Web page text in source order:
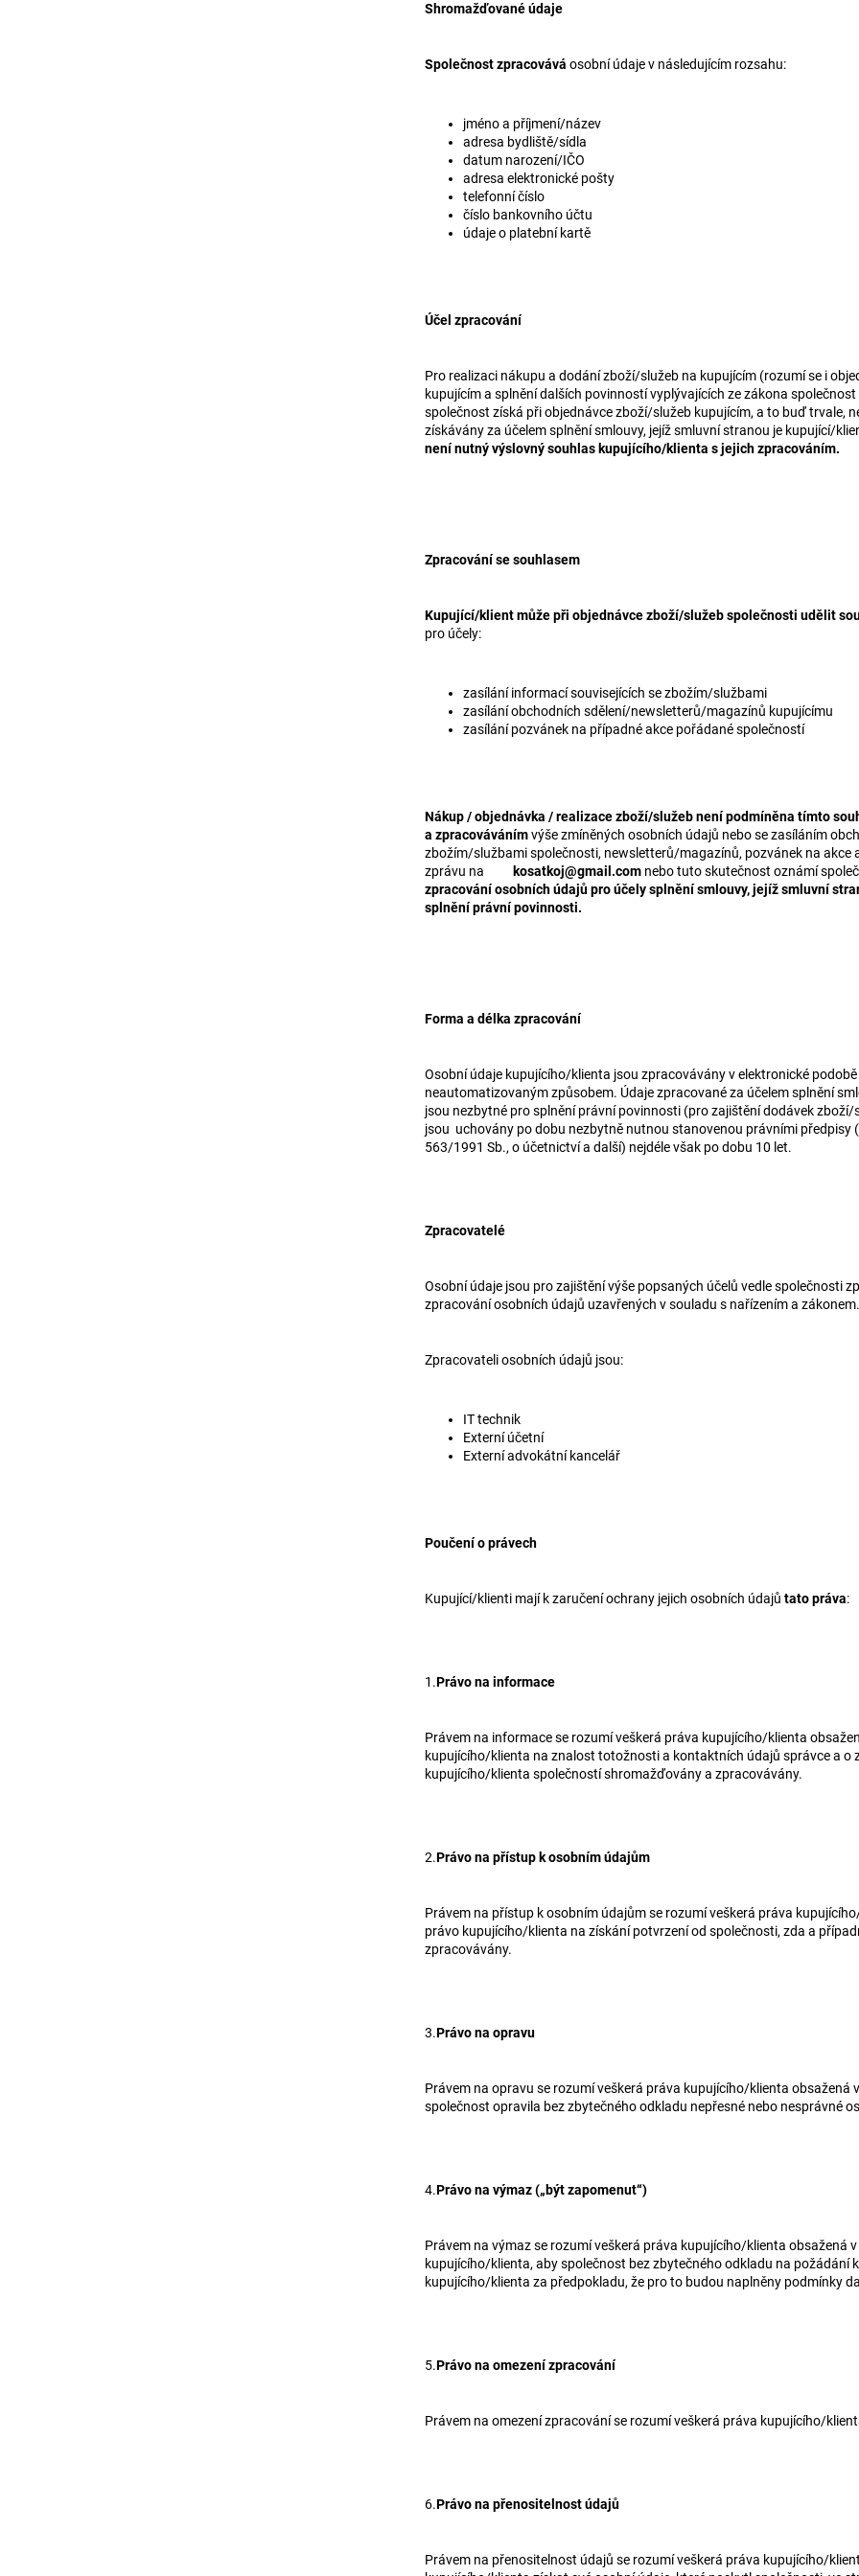
Shromažďované údaje
Společnost zpracovává osobní údaje v následujícím rozsahu:
jméno a příjmení/název
adresa bydliště/sídla
datum narození/IČO
adresa elektronické pošty
telefonní číslo
číslo bankovního účtu
údaje o platební kartě
Účel zpracování
Pro realizaci nákupu a dodání zboží/služeb na kupujícím (rozumí se i
kupujícím a splnění dalších povinností vyplývajících ze zákona
společnost získá při objednávce zboží/služeb kupujícím, a to buď trvale,
získávány za účelem splnění smlouvy, jejíž smluvní stranou je kupující/
není nutný výslovný souhlas kupujícího/klienta s jejich zpracováním.
Zpracování se souhlasem
Kupující/klient může při objednávce zboží/služeb společnosti udělit
pro účely:
zasílání informací souvisejících se zbožím/službami
zasílání obchodních sdělení/newsletterů/magazínů kupujícímu
zasílání pozvánek na případné akce pořádané společností
Nákup / objednávka / realizace zboží/služeb není podmíněna tímto
a zpracovávánímvýše zmíněných osobních údajů nebo se zasíláním
zbožím/službami společnosti, newsletterů/magazínů, pozvánek na akce
zprávu na kosatkoj@gmail.com nebo tuto skutečnost oznámí
zpracování osobních údajů pro účely splnění smlouvy, jejíž smluvní
splnění právní povinnosti.
Forma a délka zpracování
Osobní údaje kupujícího/klienta jsou zpracovávány v elektronické
neautomatizovaným způsobem. Údaje zpracované za účelem splnění
jsou nezbytné pro splnění právní povinnosti (pro zajištění dodávek
jsou uchovány po dobu nezbytně nutnou stanovenou právními předpisy
563/1991 Sb., o účetnictví a další) nejdéle však po dobu 10 let.
Zpracovatelé
Osobní údaje jsou pro zajištění výše popsaných účelů vedle společnosti
zpracování osobních údajů uzavřených v souladu s nařízením a zákonem.
Zpracovateli osobních údajů jsou:
IT technik
Externí účetní
Externí advokátní kancelář
Poučení o právech
Kupující/klienti mají k zaručení ochrany jejich osobních údajů tato práva:
1.Právo na informace
Právem na informace se rozumí veškerá práva kupujícího/klienta
kupujícího/klienta na znalost totožnosti a kontaktních údajů správce a o
kupujícího/klienta společností shromažďovány a zpracovávány.
2.Právo na přístup k osobním údajům
Právem na přístup k osobním údajům se rozumí veškerá práva
právo kupujícího/klienta na získání potvrzení od společnosti, zda a
zpracovávány.
3.Právo na opravu
Právem na opravu se rozumí veškerá práva kupujícího/klienta obsažená
společnost opravila bez zbytečného odkladu nepřesné nebo nesprávné
4.Právo na výmaz („být zapomenut“)
Právem na výmaz se rozumí veškerá práva kupujícího/klienta obsažená
kupujícího/klienta, aby společnost bez zbytečného odkladu na požádání
kupujícího/klienta za předpokladu, že pro to budou naplněny podmínky
5.Právo na omezení zpracování
Právem na omezení zpracování se rozumí veškerá práva kupujícího/
6.Právo na přenositelnost údajů
Právem na přenositelnost údajů se rozumí veškerá práva kupujícího/